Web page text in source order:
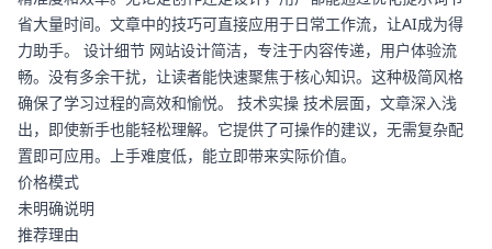
省大量时间。文章中的技巧可直接应用于日常工作流，让AI成为得
力助手。 设计细节 网站设计简洁，专注于内容传递，用户体验流
畅。没有多余干扰，让读者能快速聚焦于核心知识。这种极简风格
确保了学习过程的高效和愉悦。 技术实操 技术层面，文章深入浅
出，即使新手也能轻松理解。它提供了可操作的建议，无需复杂配
置即可应用。上手难度低，能立即带来实际价值。
价格模式
未明确说明
推荐理由